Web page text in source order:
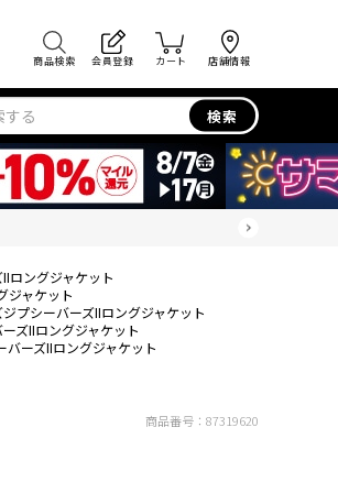
商品検索 会員登録 カート 店舗情報
検索
ロングジャケット
ジャケット
プシーバーズIIロングジャケット
ズIIロングジャケット
バーズIIロングジャケット
商品番号： 87319620